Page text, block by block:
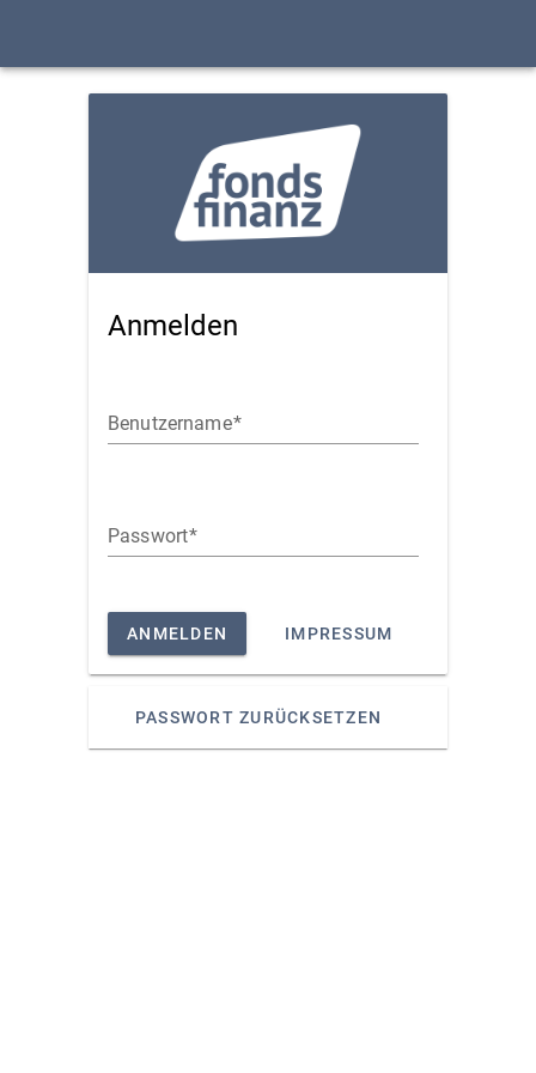
Anmelden
Benutzername
Passwort
ANMELDEN IMPRESSUM
PASSWORT ZURÜCKSETZEN